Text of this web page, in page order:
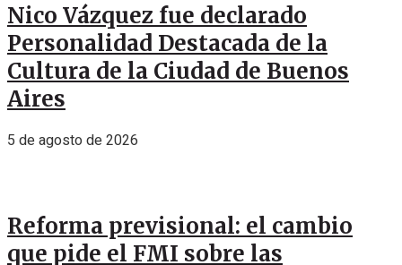
Nico Vázquez fue declarado
Personalidad Destacada de la
Cultura de la Ciudad de Buenos
Aires
5 de agosto de 2026
Reforma previsional: el cambio
que pide el FMI sobre las